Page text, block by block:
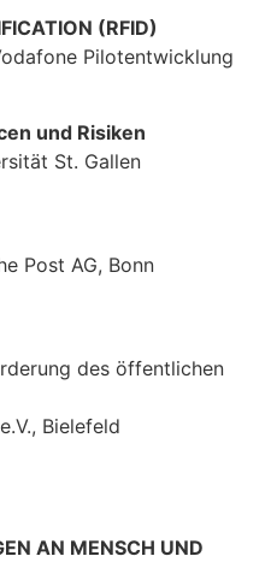
(RFID)
Pilotentwicklung
und Risiken
St. Gallen
Post AG, Bonn
des öffentlichen
Bielefeld
AN MENSCH UND